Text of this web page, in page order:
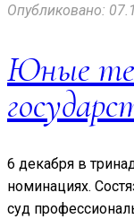
Опубликовано:
Юные
6 декабря в
номинациях.
суд